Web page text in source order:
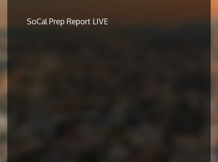
SoCal Prep Report LIVE